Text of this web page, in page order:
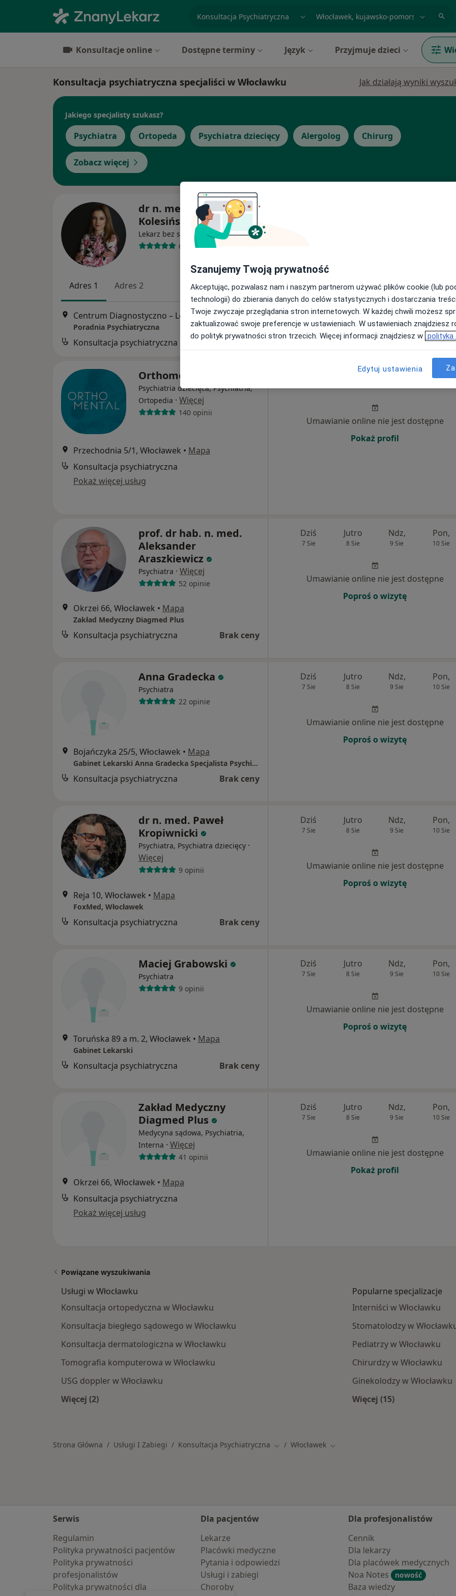
Konsultacje online Dostępne terminy Język Przyjmuje dzieci
Konsultacja psychiatryczna specjaliści w Włocławku Jak działają wyniki
Jakiego specjalisty szukasz?
Psychiatra Ortopeda Psychiatra dziecięcy Alergolog Chirurg
Zobacz więcej
dr n. med. Natalia
Kolesińska
Lekarz bez specjalizacji
6 opinii
Adres 1 Adres 2
Centrum Diagnostyczno – Lecznicze Barska Sp. z o.o. Ul.Barska 13, Włocławek •Mapa
Poradnia Psychiatryczna
Konsultacja psychiatryczna Brak ceny
Orthomental
Psychiatria dziecięca, Psychiatria,
Ortopedia · Więcej
140 opinii
Przechodnia 5/1, Włocławek • Mapa
Konsultacja psychiatryczna
Pokaż więcej usług
Jutro Ndz, Pon,
Umawianie online nie jest dostępne
Pokaż profil
prof. dr hab. n. med.
Aleksander
Araszkiewicz
Psychiatra · Więcej
52 opinie
Okrzei 66, Włocławek • Mapa
Zakład Medyczny Diagmed Plus
Konsultacja psychiatryczna Brak ceny
Dziś
7 Sie
Jutro
8 Sie
Ndz,
9 Sie
Pon,
10 Sie
Umawianie online nie jest dostępne
Poproś o wizytę
Anna Gradecka
Psychiatra
22 opinie
Bojańczyka 25/5, Włocławek • Mapa
Gabinet Lekarski Anna Gradecka Specjalista Psychiatra
Konsultacja psychiatryczna Brak ceny
Dziś
7 Sie
Jutro
8 Sie
Ndz,
9 Sie
Pon,
10 Sie
Umawianie online nie jest dostępne
Poproś o wizytę
dr n. med. Paweł
Kropiwnicki
Psychiatra, Psychiatra dziecięcy ·
Więcej
9 opinii
Reja 10, Włocławek • Mapa
FoxMed, Włocławek
Konsultacja psychiatryczna Brak ceny
Dziś
7 Sie
Jutro
8 Sie
Ndz,
9 Sie
Pon,
10 Sie
Umawianie online nie jest dostępne
Poproś o wizytę
Maciej Grabowski
Psychiatra
9 opinii
Toruńska 89 a m. 2, Włocławek • Mapa
Gabinet Lekarski
Konsultacja psychiatryczna Brak ceny
Dziś
7 Sie
Jutro
8 Sie
Ndz,
9 Sie
Pon,
10 Sie
Umawianie online nie jest dostępne
Poproś o wizytę
Zakład Medyczny
Diagmed Plus
Medycyna sądowa, Psychiatria,
Interna · Więcej
41 opinii
Okrzei 66, Włocławek • Mapa
Konsultacja psychiatryczna
Pokaż więcej usług
Dziś
7 Sie
Jutro
8 Sie
Ndz,
9 Sie
Pon,
10 Sie
Umawianie online nie jest dostępne
Pokaż profil
Powiązane wyszukiwania
Usługi w Włocławku
Konsultacja ortopedyczna w Włocławku
Konsultacja biegłego sądowego w Włocławku
Konsultacja dermatologiczna w Włocławku
Tomografia komputerowa w Włocławku
USG doppler w Włocławku
Więcej (2)
Popularne specjalizacje
Interniści w Włocławku
Stomatolodzy w
Pediatrzy w Włocławku
Chirurdzy w Włocławku
Ginekolodzy w Włocławku
Więcej (15)
Strona Główna Usługi I Zabiegi Konsultacja Psychiatryczna Zmień miasto
Włocławek Zmień miasto
Serwis
Regulamin
Polityka prywatności pacjentów
Polityka prywatności
profesjonalistów
Polityka prywatności dla
Dla pacjentów
Lekarze
Placówki medyczne
Pytania i odpowiedzi
Usługi i zabiegi
Choroby
Dla profesjonalistów
Cennik
Dla lekarzy
Dla placówek medycznych
Noa Notes
nowość
Baza wiedzy
Szanujemy Twoją prywatność
Akceptując, pozwalasz nam i naszym partnerom używać plików cookie (lub
technologii) do zbierania danych do celów statystycznych i dostarczania
Twoje zwyczaje przeglądania stron internetowych. W każdej chwili możesz
zaktualizować swoje preferencje w ustawieniach. W ustawieniach znajdziesz
do polityk prywatności stron trzecich. Więcej informacji znajdziesz w polityka
Edytuj ustawienia